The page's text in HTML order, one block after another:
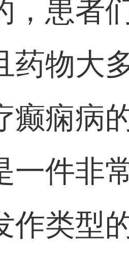
，患者
药物大
癫痫病
件非
作类型